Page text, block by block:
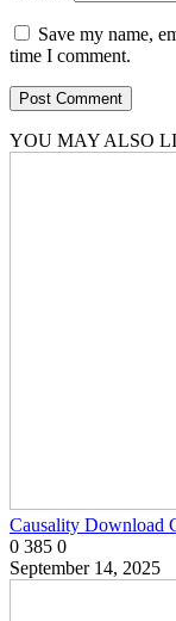
Save my name,
time I comment.
YOU MAY ALSO
Causality Download
0 385 0
September 14, 2025